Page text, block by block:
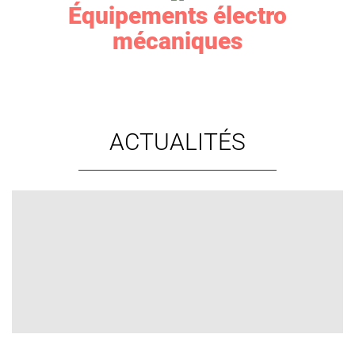
Équipements électro
mécaniques
ACTUALITÉS